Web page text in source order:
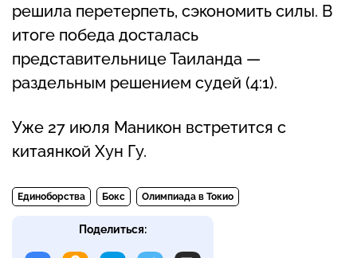
решила перетерпеть, сэкономить силы. В
итоге победа досталась
представительнице Таиланда —
раздельным решением судей (4:1).
Уже 27 июля Маникон встретится с
китаянкой Хун Гу.
Единоборства Бокс Олимпиада в Токио
Поделиться: